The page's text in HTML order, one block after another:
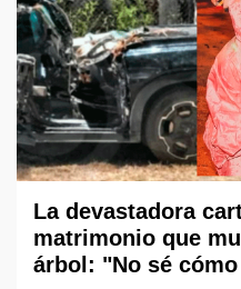
La devastadora
matrimonio que
árbol: "No sé